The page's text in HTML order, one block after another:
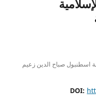
اسطنبول صباح الدين زعيم
DOI: